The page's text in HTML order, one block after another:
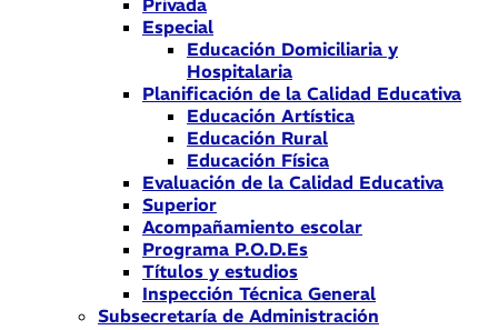
Privada
Especial
Educación Domiciliaria y
Hospitalaria
Planificación de la Calidad Educativa
Educación Artística
Educación Rural
Educación Física
Evaluación de la Calidad Educativa
Superior
Acompañamiento escolar
Programa P.O.D.Es
Títulos y estudios
Inspección Técnica General
Subsecretaría de Administración